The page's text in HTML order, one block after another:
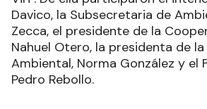
Davico, la Subsecretaria de
Zecca, el presidente de la
Nahuel Otero, la presidenta de
Ambiental, Norma González y el
Pedro Rebollo.